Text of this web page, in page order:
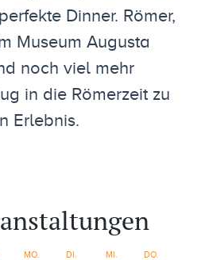
Dinner. Römer,
Museum Augusta
noch viel mehr
in die Römerzeit zu
Erlebnis.
MO. DI. MI. DO.